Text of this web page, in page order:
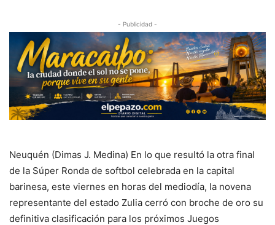
- Publicidad -
Neuquén (Dimas J. Medina) En lo que resultó la otra final
de la Súper Ronda de softbol celebrada en la capital
barinesa, este viernes en horas del mediodía, la novena
representante del estado Zulia cerró con broche de oro su
definitiva clasificación para los próximos Juegos